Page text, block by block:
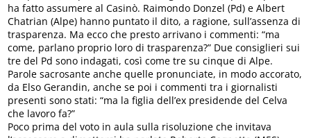
ha fatto assumere al Casinò. Raimondo Donzel (Pd) e Albert
Chatrian (Alpe) hanno puntato il dito, a ragione, sull’assenza di
trasparenza. Ma ecco che presto arrivano i commenti: “ma
come, parlano proprio loro di trasparenza?” Due consiglieri sui
tre del Pd sono indagati, così come tre su cinque di Alpe.
Parole sacrosante anche quelle pronunciate, in modo accorato,
da Elso Gerandin, anche se poi i commenti tra i giornalisti
presenti sono stati: “ma la figlia dell’ex presidende del Celva
che lavoro fa?”
Poco prima del voto in aula sulla risoluzione che invitava